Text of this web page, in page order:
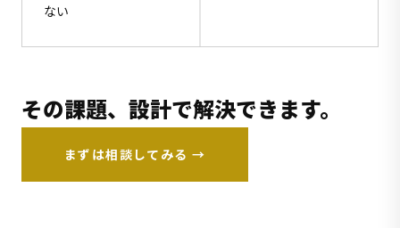
ない
その課題、設計で解決できます。
まずは相談してみる →